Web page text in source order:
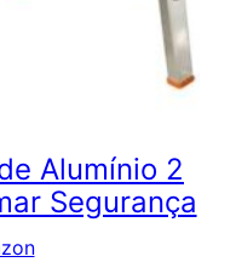
Alumínio 2
Segurança